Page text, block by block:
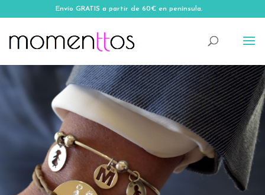
Envío GRATIS a partir de 60€ en península.
Muestra el amor a tu
familia con una pulsera